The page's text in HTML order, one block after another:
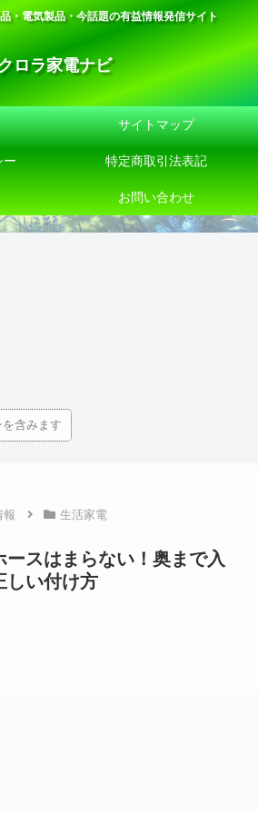
・電気製品・今話題の有益情報発信サイト
ロラ家電ナビ
サイトマップ
ー 特定商取引法表記
お問い合わせ
含みます
報 生活家電
ースはまらない！奥まで入
しい付け方